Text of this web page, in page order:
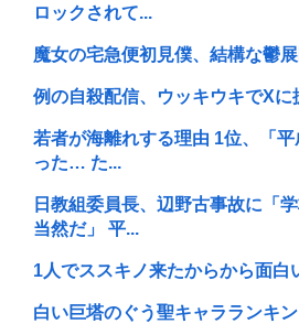
ロックされて...
魔女の宅急便初見僕、結構な鬱
例の自殺配信、ウッキウキでX
若者が海離れする理由 1位、「
った… た...
日教組委員長、辺野古事故に「
当然だ」 平...
1人でススキノ来たからから面白
白い巨塔のぐう聖キャラランキ